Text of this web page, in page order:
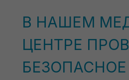
В НАШЕМ
ЦЕНТРЕ